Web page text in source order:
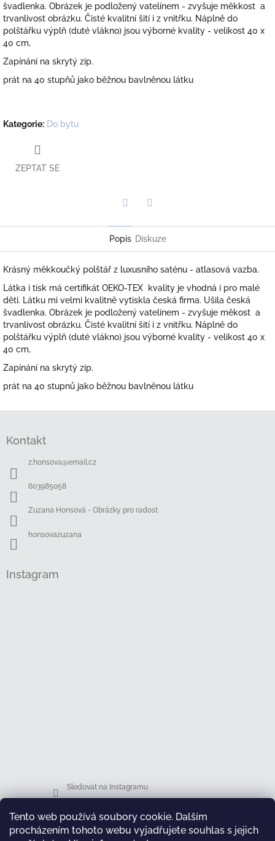
Tento web používá soubory cookie. Dalším
procházením tohoto webu vyjadřujete souhlas s jejich
švadlenka. Obrázek je podložený vatelínem - zvyšuje měkkost a
trvanlivost obrázku. Čisté kvalitní šití i z vnitřku. Náplně do
polštářku výplň (duté vlákno) jsou výborné kvality - velikost 40 x
40 cm,
Zapínání na skrytý zip.
prát na 40 stupňů jako běžnou bavlněnou látku
Kategorie: Do bytu
ZEPTAT SE
Popis Diskuze
Krásný měkkoučký polštář z luxusního saténu - atlasová vazba.
Látka i tisk má certifikát OEKO-TEX kvality je vhodná i pro malé
děti. Látku mi velmi kvalitně vytiskla česká firma. Ušila česká
švadlenka. Obrázek je podložený vatelínem - zvyšuje měkost a
trvanlivost obrázku. Čisté kvalitní šití i z vnitřku. Náplně do
polštářku výplň (duté vlákno) jsou výborné kvality - velikost 40 x
40 cm,
Zapínání na skrytý zip.
prát na 40 stupnů jako běžnou bavlněnou látku
Kontakt
z.honsova@email.cz
603985058
Zuzana Honsová - Obrázky pro radost
honsovazuzana
Instagram
Sledovat na Instagramu
Facebook